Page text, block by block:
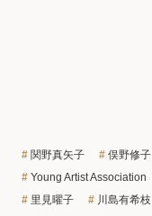
関野真矢子 俣野修子
Young Artist Association
里見曜子
川島有希枝